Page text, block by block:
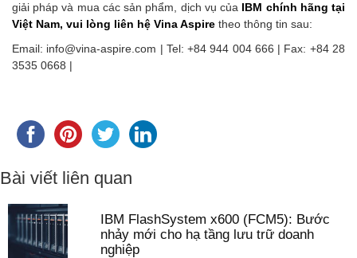
giải pháp và mua các sản phẩm, dịch vụ của IBM chính hãng tại
Việt Nam, vui lòng liên hệ Vina Aspire theo thông tin sau:
Email: info@vina-aspire.com | Tel: +84 944 004 666 | Fax: +84 28
3535 0668 |
Bài viết liên quan
IBM FlashSystem x600 (FCM5): Bước
nhảy mới cho hạ tầng lưu trữ doanh
nghiệp